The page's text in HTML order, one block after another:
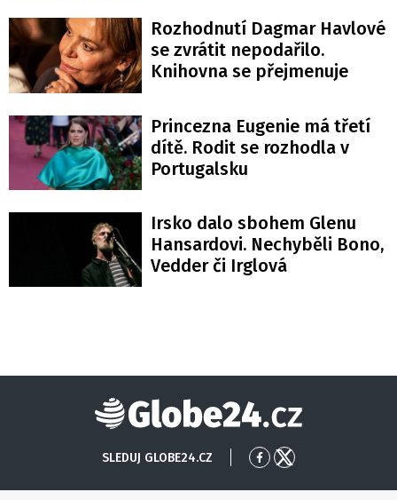
Rozhodnutí Dagmar Havlové
se zvrátit nepodařilo.
Knihovna se přejmenuje
Princezna Eugenie má třetí
dítě. Rodit se rozhodla v
Portugalsku
Irsko dalo sbohem Glenu
Hansardovi. Nechyběli Bono,
Vedder či Irglová
Globe24
SLEDUJ GLOBE24.CZ
Přejít
Facebook
Přejít
X